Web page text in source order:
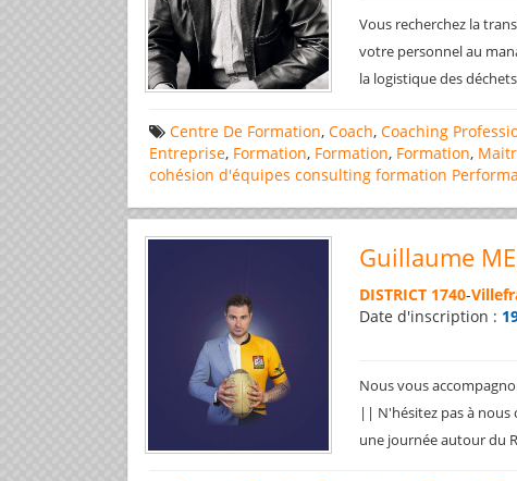
Vous recherchez la
votre personnel au
la logistique des
Centre De Formation, Coach, Coaching
Entreprise, Formation, Formation, Formation,
cohésion d'équipes consulting formation
Guillaume
DISTRICT 1740-
Date d'inscription :
Nous vous
|| N'hésitez pas à
une journée autour du